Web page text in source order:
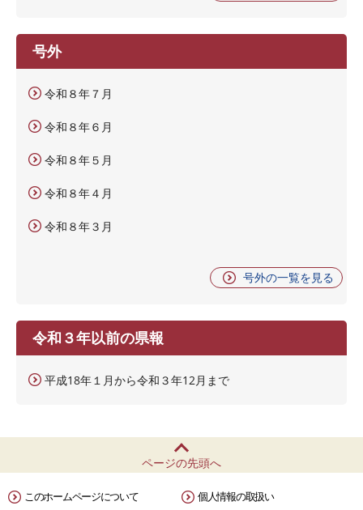
号外
令和８年７月
令和８年６月
令和８年５月
令和８年４月
令和８年３月
号外の一覧を見る
令和３年以前の県報
平成18年１月から令和３年12月まで
ページの先頭へ
このホームページについて 個人情報の取扱い